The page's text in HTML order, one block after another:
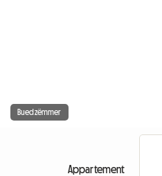
Buedzëmmer
Appartement